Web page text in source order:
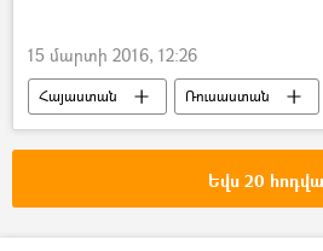
15 մարտի 2016, 12:26
Հայաստան Ռուսաստան
Եվս 20